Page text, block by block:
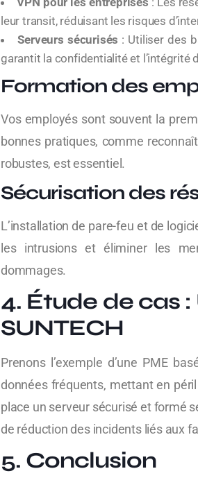
leur transit, réduisant les risques
Serveurs sécurisés : Utiliser des
garantit la confidentialité et l’intégrité
Formation des
Vos employés sont souvent la
bonnes pratiques, comme
robustes, est essentiel.
Sécurisation des
L’installation de pare-feu et de
les intrusions et éliminer les
dommages.
4. Étude de cas
SUNTECH
Prenons l’exemple d’une PME
données fréquents, mettant en
place un serveur sécurisé et formé
de réduction des incidents liés aux
5. Conclusion